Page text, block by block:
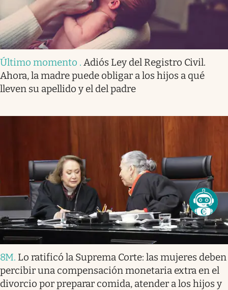
Último momento . Adiós Ley del Registro Civil.
Ahora, la madre puede obligar a los hijos a qué
lleven su apellido y el del padre
8M. Lo ratificó la Suprema Corte: las mujeres deben
percibir una compensación monetaria extra en el
divorcio por preparar comida, atender a los hijos y